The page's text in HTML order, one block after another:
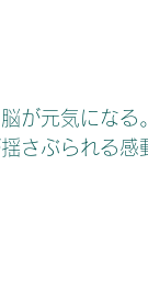
が元気になる。
さぶられる感